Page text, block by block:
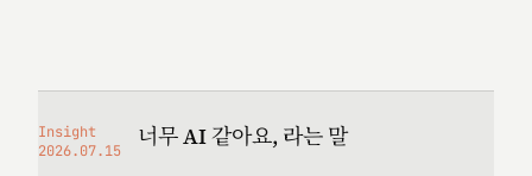
Insight
2026.07.15
너무 AI 같아요, 라는 말